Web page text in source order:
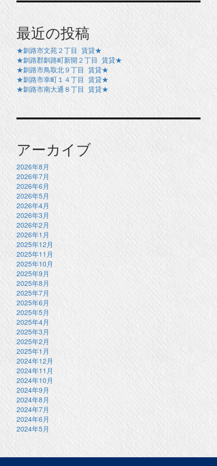
最近の投稿
★釧路市文苑２丁目 賃貸★
★釧路郡釧路町新開２丁目 賃貸★
★釧路市鳥取北９丁目 賃貸★
★釧路市幸町１４丁目 賃貸★
★釧路市南大通８丁目 賃貸★
アーカイブ
2026年8月
2026年7月
2026年6月
2026年5月
2026年4月
2026年3月
2026年2月
2026年1月
2025年12月
2025年11月
2025年10月
2025年9月
2025年8月
2025年7月
2025年6月
2025年5月
2025年4月
2025年3月
2025年2月
2025年1月
2024年12月
2024年11月
2024年10月
2024年9月
2024年8月
2024年7月
2024年6月
2024年5月